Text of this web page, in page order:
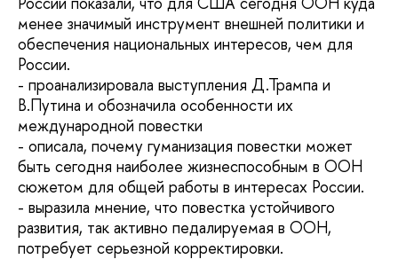
менее значимый инструмент внешней политики и
обеспечения национальных интересов, чем для
России.
- проанализировала выступления Д.Трампа и
В.Путина и обозначила особенности их
международной повестки
- описала, почему гуманизация повестки может
быть сегодня наиболее жизнеспособным в ООН
сюжетом для общей работы в интересах России.
- выразила мнение, что повестка устойчивого
развития, так активно педалируемая в ООН,
потребует серьезной корректировки.